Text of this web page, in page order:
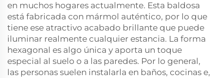
en muchos hogares actualmente. Esta baldosa
está fabricada con mármol auténtico, por lo que
tiene ese atractivo acabado brillante que puede
iluminar realmente cualquier estancia. La forma
hexagonal es algo única y aporta un toque
especial al suelo o a las paredes. Por lo general,
las personas suelen instalarla en baños, cocinas e,